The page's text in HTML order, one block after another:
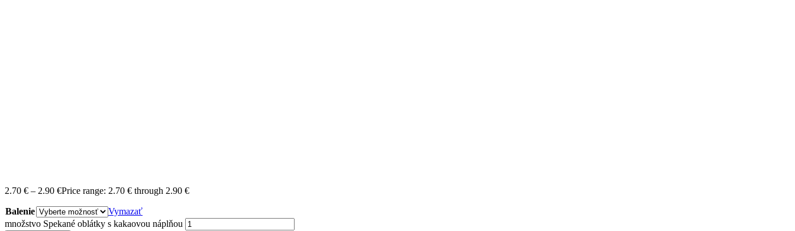
2.70 € – 2.90 €Price range: 2.70 € through 2.90 €
Balenie
Vymazať
množstvo Spekané oblátky s kakaovou náplňou